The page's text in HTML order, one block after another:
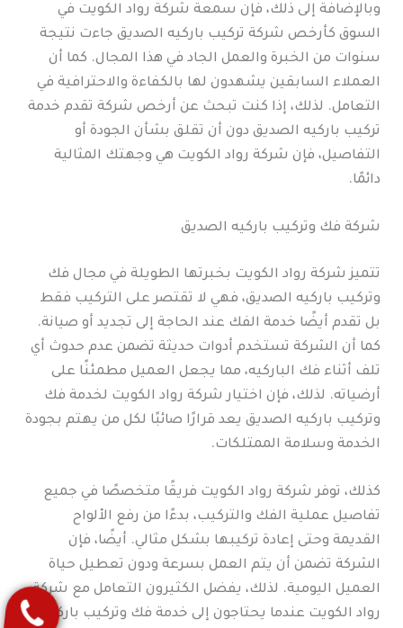
وبالإضافة إلى ذلك، فإن سمعة شركة رواد الكويت في
السوق كأرخص شركة تركيب باركيه الصديق جاءت نتيجة
سنوات من الخبرة والعمل الجاد في هذا المجال. كما أن
العملاء السابقين يشهدون لها بالكفاءة والاحترافية في
التعامل. لذلك، إذا كنت تبحث عن أرخص شركة تقدم خدمة
تركيب باركيه الصديق دون أن تقلق بشأن الجودة أو
التفاصيل، فإن شركة رواد الكويت هي وجهتك المثالية
دائمًا.
شركة فك وتركيب باركيه الصديق
تتميز شركة رواد الكويت بخبرتها الطويلة في مجال فك
وتركيب باركيه الصديق، فهي لا تقتصر على التركيب فقط
بل تقدم أيضًا خدمة الفك عند الحاجة إلى تجديد أو صيانة.
كما أن الشركة تستخدم أدوات حديثة تضمن عدم حدوث أي
تلف أثناء فك الباركيه، مما يجعل العميل مطمئنًا على
أرضياته. لذلك، فإن اختيار شركة رواد الكويت لخدمة فك
وتركيب باركيه الصديق يعد قرارًا صائبًا لكل من يهتم بجودة
الخدمة وسلامة الممتلكات.
كذلك، توفر شركة رواد الكويت فريقًا متخصصًا في جميع
تفاصيل عملية الفك والتركيب، بدءًا من رفع الألواح
القديمة وحتى إعادة تركيبها بشكل مثالي. أيضًا، فإن
الشركة تضمن أن يتم العمل بسرعة ودون تعطيل حياة
العميل اليومية. لذلك، يفضل الكثيرون التعامل مع شركة
رواد الكويت عندما يحتاجون إلى خدمة فك وتركيب باركيه